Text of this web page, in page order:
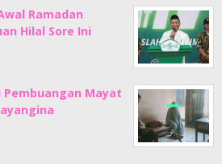
Ramadan
Hilal Sore Ini
Pembuangan Mayat